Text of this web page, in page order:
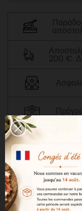
ΠΕΡΙΓΡΑΦΉ